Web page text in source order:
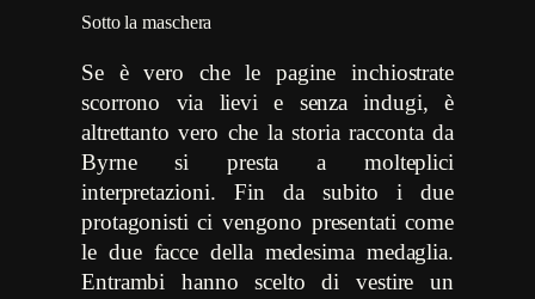
Sotto la maschera
Se è vero che le pagine inchiostrate
scorrono via lievi e senza indugi, è
altrettanto vero che la storia racconta da
Byrne si presta a molteplici
interpretazioni. Fin da subito i due
protagonisti ci vengono presentati come
le due facce della medesima medaglia.
Entrambi hanno scelto di vestire un